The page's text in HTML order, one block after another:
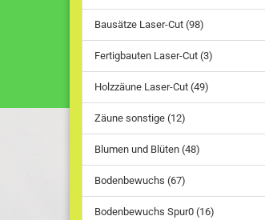
Bausätze Laser-Cut (98)
Fertigbauten Laser-Cut (3)
Holzzäune Laser-Cut (49)
Zäune sonstige (12)
Blumen und Blüten (48)
Bodenbewuchs (67)
Bodenbewuchs Spur0 (16)